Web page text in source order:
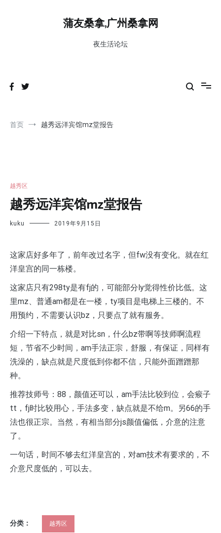
蒲友桑拿,广州桑拿网
夜生活论坛
首页 越秀远洋宾馆mz堂报告
越秀区
越秀远洋宾馆mz堂报告
kuku 2019年9月15日
这家店好多年了，前年改过名字，但fw没有变化。就在红
洋皇宫的同一栋楼。
这家店只有298ty是有fj的，可能部分ly觉得性价比低。这
里mz、普通am都是在一楼，ty项目是电梯上三楼的。不
用预约，不需要认识bz，只要点了就有服务。
介绍一下特点，就是对比sn，什么bz带啊等技师啊流程
短，节省不少时间，am手法正宗，舒服，有保证，同样有
洗澡的，缺点就是尺度低到你都不信，只能外面蹭蹭那
种。
推荐技师号：88，颜值还可以，am手法比较到位，会瘊子
tt，fj时比较用心，手法多变，缺点就是不给m。另66的手
法也很正宗。当然，有相当部分js颜值偏低，介意的注意
了。
一句话，时间不够去红洋皇宫的，对am技术有要求的，不
介意尺度低的，可以去。
分类： 越秀区